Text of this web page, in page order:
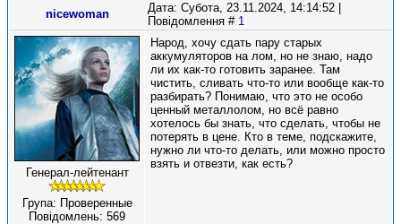
nicewoman
Дата: Субота, 23.11.2024, 14:14:52 |
Повідомлення # 1
Генерал-лейтенант
Група: Проверенные
Повідомлень: 569
Народ, хочу сдать пару старых
аккумуляторов на лом, но не знаю, надо
ли их как-то готовить заранее. Там
чистить, сливать что-то или вообще как-то
разбирать? Понимаю, что это не особо
ценный металлолом, но всё равно
хотелось бы знать, что сделать, чтобы не
потерять в цене. Кто в теме, подскажите,
нужно ли что-то делать, или можно просто
взять и отвезти, как есть?